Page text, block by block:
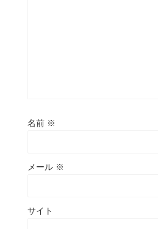
名前 ※
メール ※
サイト